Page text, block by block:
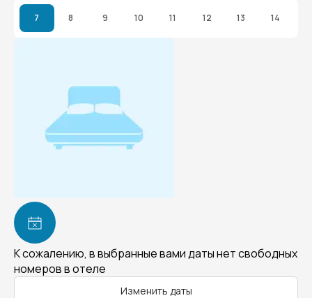
7 8 9 10 11 12 13 14
К сожалению, в выбранные вами даты нет свободных
номеров в отеле
Изменить даты